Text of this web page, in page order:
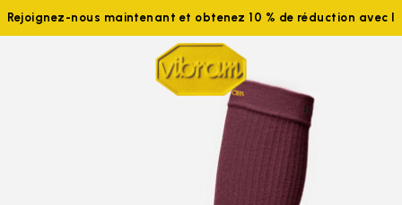
Rejoignez-nous maintenant et obtenez 10 % de réduction avec le